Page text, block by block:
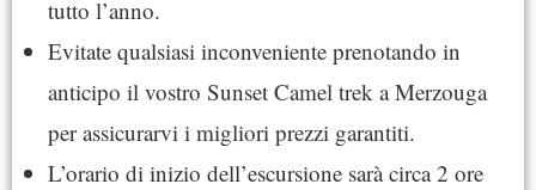
tutto l’anno.
Evitate qualsiasi inconveniente prenotando in
anticipo il vostro Sunset Camel trek a Merzouga
per assicurarvi i migliori prezzi garantiti.
L’orario di inizio dell’escursione sarà circa 2 ore